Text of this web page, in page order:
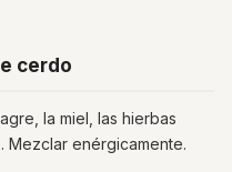
cerdo
la miel, las hierbas
Mezclar enérgicamente.